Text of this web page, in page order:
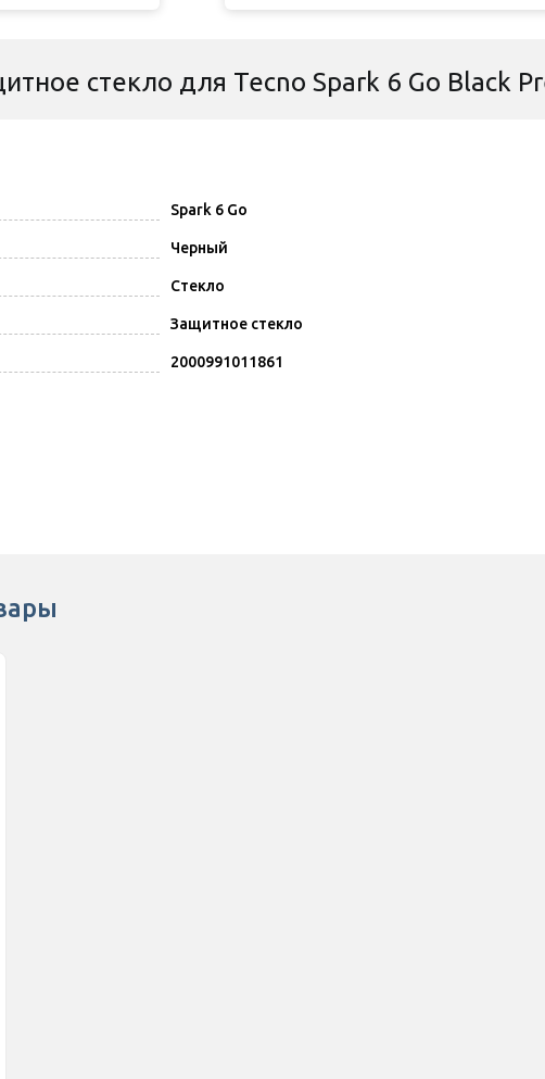
стекло для Tecno Spark 6 Go Black
Spark 6 Go
Черный
Стекло
Защитное стекло
2000991011861